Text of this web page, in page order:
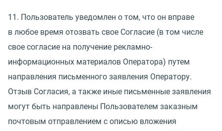
11. Пользователь уведомлен о том, что он вправе
в любое время отозвать свое Согласие (в том числе
свое согласие на получение рекламно-
информационных материалов Оператора) путем
направления письменного заявления Оператору.
Отзыв Согласия, а также иные письменные заявления
могут быть направлены Пользователем заказным
почтовым отправлением с описью вложения